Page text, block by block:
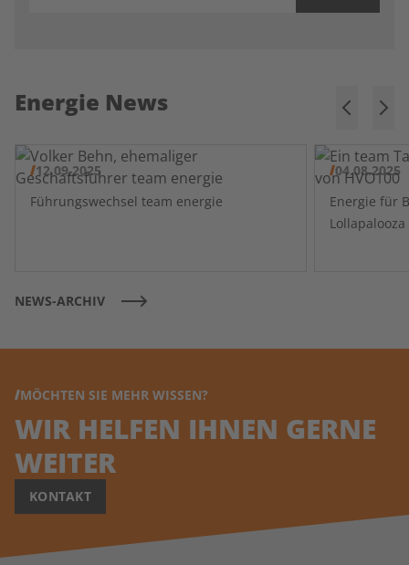
Energie News
12.09.2025
Führungswechsel team energie
04.08.2025
Energie für
NEWS-ARCHIV
MÖCHTEN SIE MEHR WISSEN?
WIR HELFEN IHNEN GERNE
WEITER
KONTAKT